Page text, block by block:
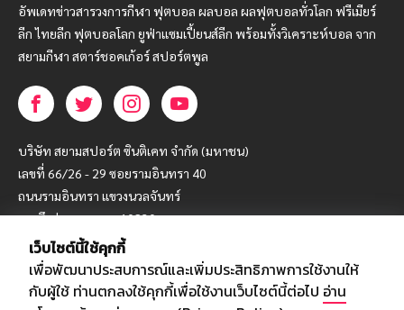
อัพเดทข่าวสารวงการกีฬา ฟุตบอล ผลบอล ผลฟุตบอลทั่วโลก ฟรีเมียร์
ลีก ไทยลีก ฟุตบอลโลก ยูฟ่าแซมเปี้ยนส์ลีก พร้อมทั้งวิเคราะห์บอล จาก
สยามกีฬา สตาร์ชอคเก้อร์ สปอร์ตพูล
บริษัท สยามสปอร์ต ซินติเคท จำกัด (มหาชน)
เลขที่ 66/26 - 29 ซอยรามอินทรา 40
ถนนรามอินทรา แขวงนวลจันทร์
เขตบึงกุ่ม กรุงเทพฯ 10230
โทร : 02-5088-000
อีเมล์ : webmaster@siamsport.co.th
เว็บไซต์ : www.siamsport.co.th
เว็บไซต์นี้ใช้คุกกี้
เพื่อพัฒนาประสบการณ์และเพิ่มประสิทธิภาพการใช้งานให้
กับผู้ใช้ ท่านตกลงใช้คุกกี้เพื่อใช้งานเว็บไซต์นี้ต่อไป อ่าน